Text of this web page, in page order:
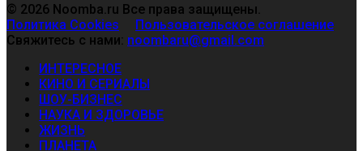
© 2026 Noomba.ru Все права защищены.
Политика Cookies
Пользовательское соглашение
Свяжитесь с нами: noombaru@gmail.com
ИНТЕРЕСНОЕ
КИНО И СЕРИАЛЫ
ШОУ-БИЗНЕС
НАУКА И ЗДОРОВЬЕ
ЖИЗНЬ
ПЛАНЕТА